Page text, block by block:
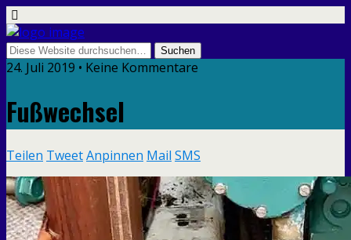
24. Juli 2019 • Keine Kommentare
Fußwechsel
Teilen TweetAnpinnen Mail SMS